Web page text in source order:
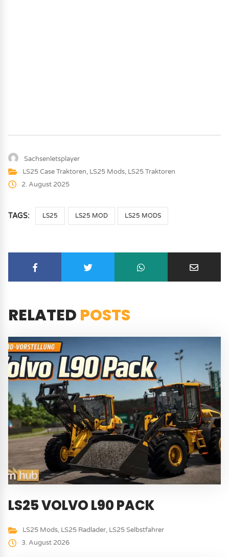
Sachsenletsplayer
LS25 Case Traktoren, LS25 Mods, LS25 Traktoren
2. August 2025
TAGS: LS25 LS25 MOD LS25 MODS
RELATED POSTS
LS25 VOLVO L90 PACK
LS25 Mods, LS25 Radlader, LS25 Selbstfahrer
3. August 2026